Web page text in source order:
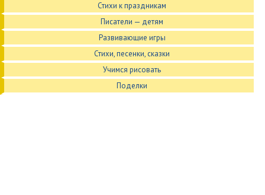
Стихи к праздникам
Писатели — детям
Развивающие игры
Стихи, песенки, сказки
Учимся рисовать
Поделки